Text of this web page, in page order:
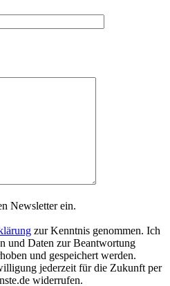
Newsletter ein.
zur Kenntnis genommen. Ich
und Daten zur Beantwortung
und gespeichert werden.
jederzeit für die Zukunft per
widerrufen.